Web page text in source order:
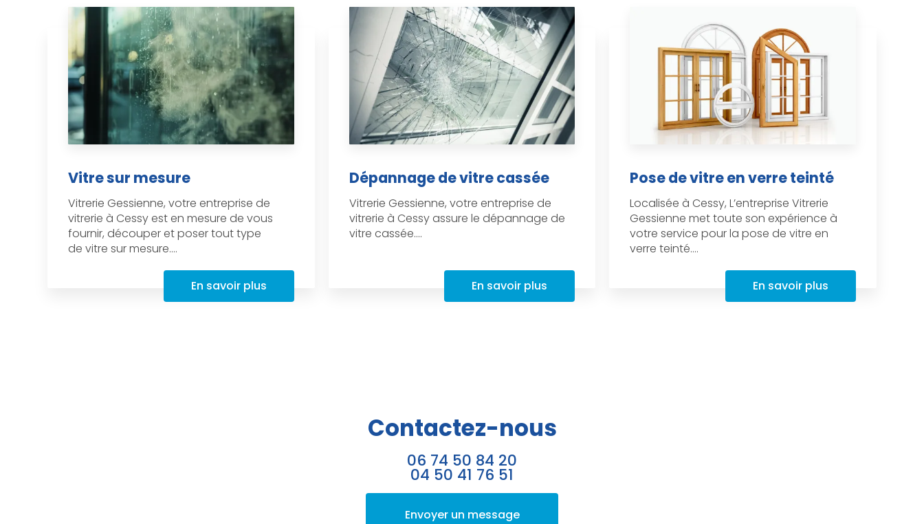
Vitre sur mesure
Vitrerie Gessienne, votre entreprise de
vitrerie à Cessy est en mesure de vous
fournir, découper et poser tout type
de vitre sur mesure....
En savoir plus
Dépannage de vitre cassée
Vitrerie Gessienne, votre entreprise de
vitrerie à Cessy assure le dépannage de
vitre cassée....
En savoir plus
Pose de vitre en verre teinté
Localisée à Cessy, L’entreprise Vitrerie
Gessienne met toute son expérience à
votre service pour la pose de vitre en
verre teinté....
En savoir plus
Contactez-nous
06 74 50 84 20
04 50 41 76 51
Envoyer un message